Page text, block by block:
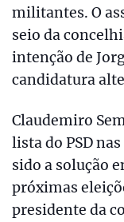
militantes. O
seio da
intenção de
candidatura
Claudemiro
lista do PSD
sido a solução
próximas
presidente da